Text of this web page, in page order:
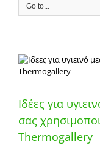
Go to...
Ιδέες για
σας
Thermogallery